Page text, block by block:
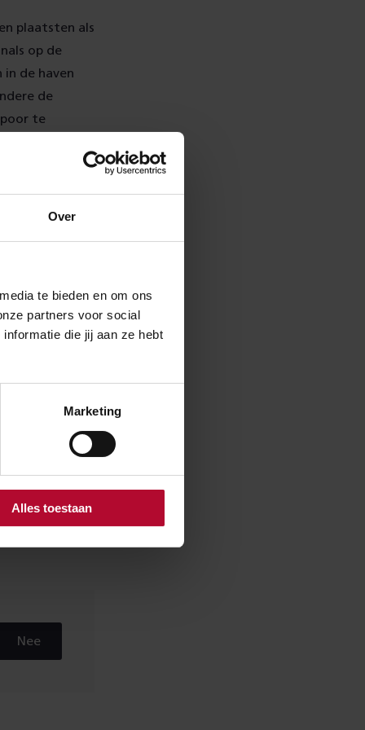
Over
te bieden en om ons
partners voor social
die jij aan ze hebt
Marketing
Alles toestaan
plaatsten als
op de
de haven
de
te
betrouwbare
aan
rijden.
met
te rijden,
in het
Nee